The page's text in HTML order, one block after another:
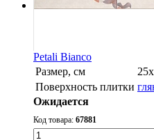
Petali Bianco
Размер, см
Поверхность плитки
Ожидается
Код товара: 67881